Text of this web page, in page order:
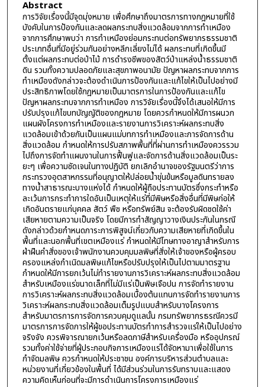
Abstract
การวิจัยเรื่องนี้มีจุดมุ่งหมาย เพื่อศึกษาถึงมาตรการทางกฎหมายที่ใช้
บังคับในการป้องกันและลดผลกระทบสิ่งแวดล้อมจากการทำเหมือง
จากการศึกษาพบว่า การทำเหมืองย่อมกระทบต่อทรัพยากรธรรมชาติ
ประเภทอื่นที่มีอยู่ร่วมกันอย่างหลีกเลี่ยงไม่ได้ ผลกระทบที่เกิดขึ้นมี
ตั้งแต่ผลกระทบต่อป่าไม้ การดำรงชีพของสัตว์ป่าแหล่งน้ำธรรมชาติ
ดิน รวมทั้งความปลอดภัยและสุขภาพอนามัย ปัญหาผลกระทบจากการ
ทำเหมืองดังกล่าวจะต้องดำเนินการป้องกันและแก้ไขให้เป็นไปอย่างมี
ประสิทธิภาพโดยใช้กฎหมายเป็นมาตรการในการป้องกันและแก้ไข
ปัญหาผลกระทบจากการทำเหมือง การวิจัยเรื่องนี้จึงได้เสนอให้มีการ
ปรับปรุงแก้ไขบทบัญญัติของกฎหมาย โดยควรกำหนดให้มีการผนวก
แผนผังโครงการทำเหมืองและรายงานการวิเคราะห์ผลกระทบสิ่ง
แวดล้อมเข้าด้วยกันเป็นแผนแม่บทการทำเหมืองและการจัดการด้าน
สิ่งแวดล้อม กำหนดให้การปรับสภาพพื้นที่ที่ผ่านการทำเหมืองควรรวม
ไปถึงการจัดทำแผนงานในการฟื้นฟูและจัดการด้านสิ่งแวดล้อมเป็นระ
ยะๆ เพื่อความชัดเจนในทางปฏิบัติ ยกเลิกอำนาจของรัฐมนตรีว่าการ
กระทรวงอุตสาหกรรมที่อนุญาตให้ปล่อยน้ำขุ่นข้นหรือมูลดินทรายลง
ทางน้ำสาธารณะบางแห่งได้ กำหนดให้ผู้ถือประทานบัตรซึ่งกระทำหรือ
ละเว้นการกระทำการใดอันเป็นเหตุให้แร่ที่มีพิษหรือสิ่งอื่นที่มีพิษก่อให้
เกิดอันตรายแก่บุคคล สัตว์ พืช หรือทรัพย์สิน จะต้องรับผิดชดใช้ค่า
เสียหายตามความเป็นจริง โดยมีการทำสัญญาวางเงินประกันในกรณี
ดังกล่าวด้วยกำหนดภาระการพิสูจน์เกี่ยวกับความเสียหายที่เกิดขึ้นใน
พื้นที่และนอกพื้นที่เขตเหมืองแร่ กำหนดให้มีโทษทางอาญาสำหรับการ
ฝ่าฝืนคำสั่งของเจ้าพนักงานควบคุมมลพิษที่สั่งให้เจ้าของหรือผู้ครอบ
ครองแหล่งกำเนิดมลพิษแก้ไขหรือปรับปรุงให้เป็นไปตามมาตรฐาน
กำหนดให้มีการยกเว้นไม่ทำรายงานการวิเคราะห์ผลกระทบสิ่งแวดล้อม
สำหรับเหมืองแร่ขนาดเล็กที่ไม่มีแร่เป็นพิษเจือปน การจัดทำรายงาน
การวิเคราะห์ผลกระทบสิ่งแวดล้อมเบื้องต้นแทนการจัดทำรายงานการ
วิเคราะห์ผลกระทบสิ่งแวดล้อมเต็มรูปแบบสำหรับบางโครงการ
สำหรับมาตรการการจัดการควบคุมดูแลนั้น กรมทรัพยากรธรณีควรมี
มาตรการการจัดการให้ผู้ขอประทานบัตรทำการสำรวจแร่ให้เป็นไปอย่าง
จริงจัง ควรพิจารณายกเว้นหรือลดภาษีสำหรับเครื่องมือ หรืออุปกรณ์
รวมทั้งค่าใช้จ่ายที่ผู้ประกอบกิจการเหมืองแร่ได้จัดหามาเพื่อใช้ในการ
กำจัดมลพิษ ควรกำหนดให้ประชาชน องค์การบริหารส่วนตำบลและ
หน่วยงานที่เกี่ยวข้องในพื้นที่ ได้มีส่วนร่วมในการรับทราบและแสดง
ความคิดเห็นก่อนที่จะมีการดำเนินการโครงการเหมืองแร่